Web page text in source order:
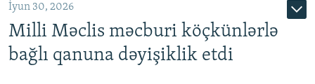
İyun 30, 2026
Milli Məclis məcburi köçkünlərlə
bağlı qanuna dəyişiklik etdi